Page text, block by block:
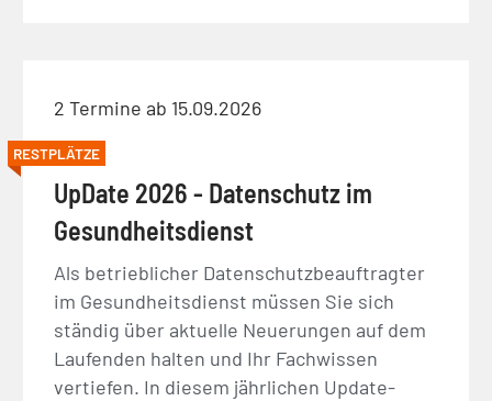
2 Termine ab 15.09.2026
RESTPLÄTZE
UpDate 2026 - Datenschutz im
Gesundheitsdienst
Als betrieblicher Datenschutzbeauftragter
im Gesundheitsdienst müssen Sie sich
ständig über aktuelle Neuerungen auf dem
Laufenden halten und Ihr Fachwissen
vertiefen. In diesem jährlichen Update-